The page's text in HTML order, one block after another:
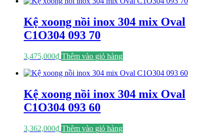
Kệ xoong nồi inox 304 mix Oval
C1O304 093 70
3,475,000₫ Thêm vào giỏ hàng
Kệ xoong nồi inox 304 mix Oval
C1O304 093 60
3,362,000₫ Thêm vào giỏ hàng